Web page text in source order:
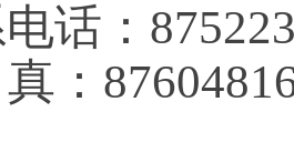
话：
：